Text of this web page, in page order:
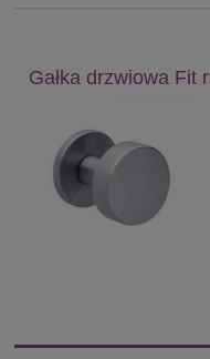
Gałka drzwiowa Fit